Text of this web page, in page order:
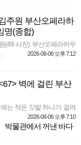
주원 부산오페라하
명(종합)
(49·사진) 부산오페라하우
2026-08-06 오후 7:12
벽에 걸린 부산
는 작은 깃발 하나가 걸려
2026-08-06 오후 7:10
박물관에서 꺼낸 바다